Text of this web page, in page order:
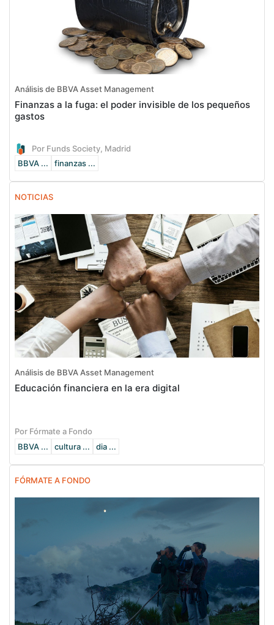
Análisis de BBVA Asset Management
Finanzas a la fuga: el poder invisible de los pequeños
gastos
Por Funds Society, Madrid
BBVA ...
finanzas ...
NOTICIAS
Análisis de BBVA Asset Management
Educación financiera en la era digital
Por Fórmate a Fondo
BBVA ...
cultura ... dia ...
FÓRMATE A FONDO